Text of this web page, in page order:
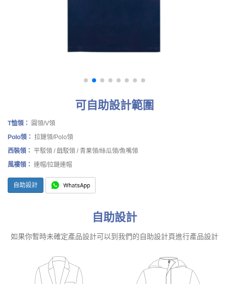
可自助設計範圍
T恤領：
圓領/V領
Polo領： 拉鏈領/Polo領
西裝領： 平駁領 / 戧駁領 / 青果領/絲瓜領/魚嘴領
風褸領： 連帽/拉鏈連帽
自助設計
自助設計
如果你暫時未確定產品設計可以到我們的自助設計頁進行產品設計